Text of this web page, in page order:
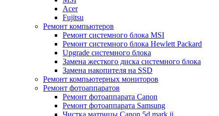
Acer
Fujitsu
Ремонт компьютеров
Ремонт системного блока MSI
Ремонт системного блока Hewlett Packard
Upgrade системного блока
Замена жесткого диска системного блока
Замена накопителя на SSD
Ремонт компьютерных мониторов
Ремонт фотоаппаратов
Ремонт фотоаппарата Canon
Ремонт фотоаппарата Samsung
Чистка матрицы Canon 5d mark ii